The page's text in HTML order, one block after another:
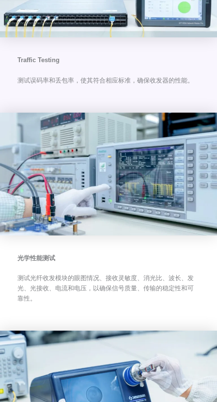
Traffic Testing
测试误码率和丢包率，使其符合相应标准，确保收发器的性能。
光学性能测试
测试光纤收发模块的眼图情况、接收灵敏度、消光比、波长、发
光、光接收、电流和电压，以确保信号质量、传输的稳定性和可
靠性。